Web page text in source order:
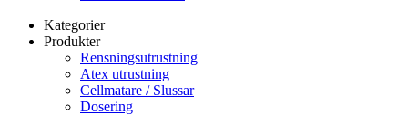
Kategorier
Produkter
Rensningsutrustning
Atex utrustning
Cellmatare / Slussar
Dosering